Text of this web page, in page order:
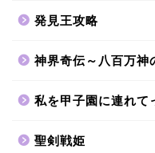
発見王攻略
神界奇伝～八百万神
私を甲子園に連れて
聖剣戦姫